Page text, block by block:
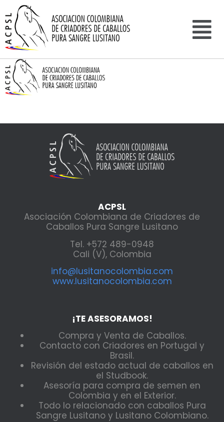
ACPSL
Asociación Colombiana de Criadores de
Caballos Pura Sangre Lusitano
Tel. +572 489-0948
Cali (V), Colombia
info@lusitanocolombia.com
www.lusitanocolombia.com
¡TE ASESORAMOS!
Compra y Venta de Caballos.
Contacto con Criadores en Portugal y
Brasil.
Revisión del estado actual de caballos en
el Studbook.
Asesoría para compra de semen en
Colombia y en el Exterior.
Todo lo relacionado con caballos Pura
Sangre Lusitano y Lusitano Colombiano.